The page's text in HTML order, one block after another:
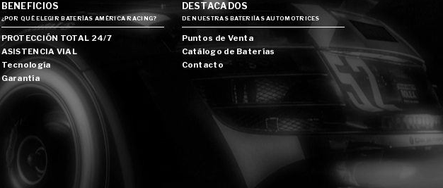
BENEFICIOS
¿POR QUÉ ELEGIR BATERÍAS AMÉRICA RACING?
PROTECCIÓN TOTAL 24/7
ASISTENCIA VIAL
Tecnología
Garantía
DESTACADOS
DE NUESTRAS BATERIÍAS AUTOMOTRICES
Puntos de Venta
Catálogo de Baterías
Contacto